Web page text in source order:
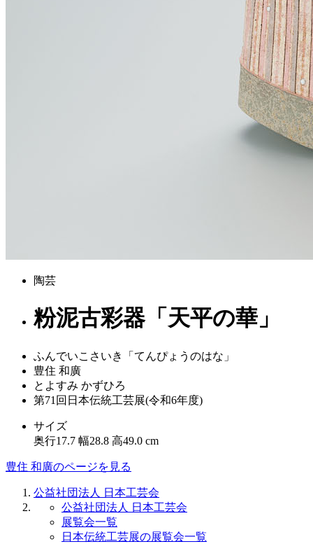
陶芸
粉泥古彩器「天平の華」
ふんでいこさいき「てんぴょうのはな」
豊住 和廣
とよすみ かずひろ
第71回日本伝統工芸展(令和6年度)
サイズ
奥行17.7 幅28.8 高49.0 cm
豊住 和廣のページを見る
公益社団法人 日本工芸会
公益社団法人 日本工芸会
展覧会一覧
日本伝統工芸展の展覧会一覧